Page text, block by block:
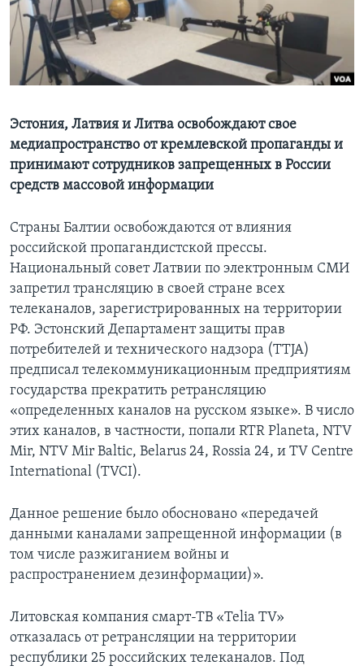
Learning English
СОЦИАЛЬНЫЕ СЕТИ
Языки
Эстония, Латвия и Литва освобождают свое
медиапространство от кремлевской пропаганды и
принимают сотрудников запрещенных в России
средств массовой информации
Страны Балтии освобождаются от влияния
российской пропагандистской прессы.
Национальный совет Латвии по электронным СМИ
запретил трансляцию в своей стране всех
телеканалов, зарегистрированных на территории
РФ. Эстонский Департамент защиты прав
потребителей и технического надзора (TTJA)
предписал телекоммуникационным предприятиям
государства прекратить ретрансляцию
«определенных каналов на русском языке». В число
этих каналов, в частности, попали RTR Planeta, NTV
Mir, NTV Mir Baltic, Belarus 24, Rossia 24, и TV Centre
International (TVCI).
Данное решение было обосновано «передачей
данными каналами запрещенной информации (в
том числе разжиганием войны и
распространением дезинформации)».
Литовская компания смарт-ТВ «Telia TV»
отказалась от ретрансляции на территории
республики 25 российских телеканалов. Под